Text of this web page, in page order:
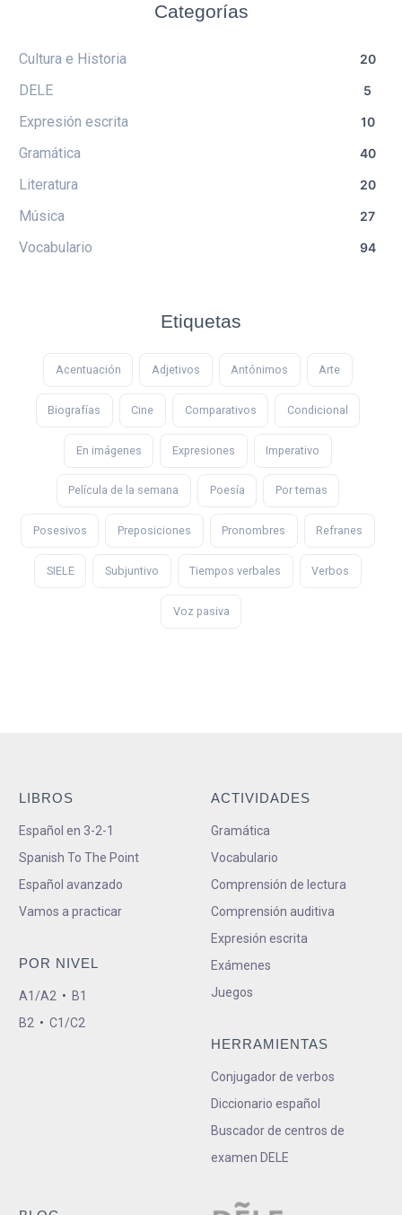
Categorías
Cultura e Historia 20
DELE 5
Expresión escrita 10
Gramática 40
Literatura 20
Música 27
Vocabulario 94
Etiquetas
Acentuación Adjetivos Antónimos Arte
Biografías Cine Comparativos Condicional
En imágenes Expresiones Imperativo
Película de la semana Poesía Por temas
Posesivos Preposiciones Pronombres Refranes
SIELE Subjuntivo Tiempos verbales Verbos
Voz pasiva
LIBROS
Español en 3-2-1
Spanish To The Point
Español avanzado
Vamos a practicar
POR NIVEL
A1/A2 • B1
B2 • C1/C2
ACTIVIDADES
Gramática
Vocabulario
Comprensión de lectura
Comprensión auditiva
Expresión escrita
Exámenes
Juegos
HERRAMIENTAS
Conjugador de verbos
Diccionario español
Buscador de centros de
examen DELE